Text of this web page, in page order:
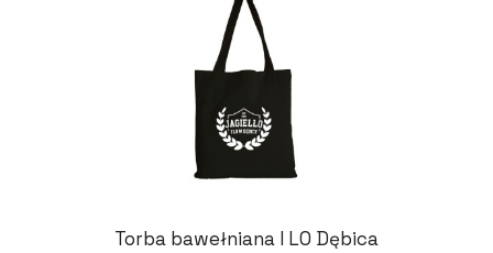
Torba bawełniana I LO Dębica